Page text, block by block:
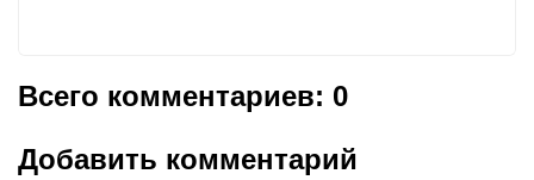
Всего комментариев: 0
Добавить комментарий